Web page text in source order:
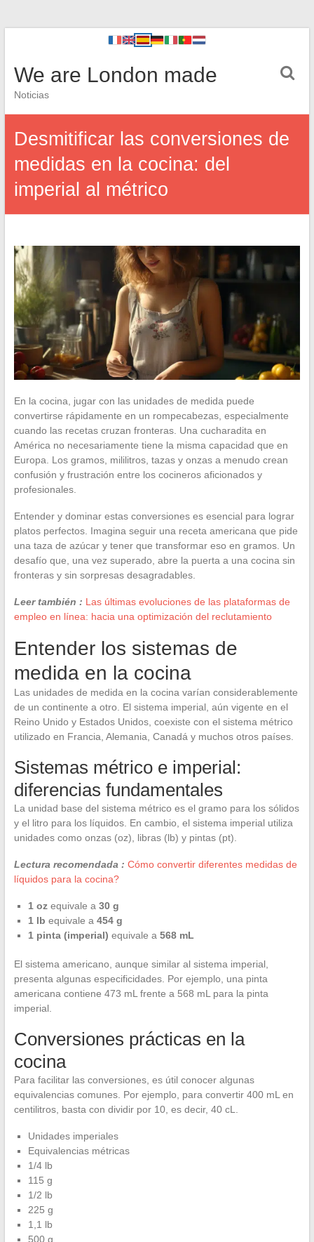
We are London made
Noticias
Desmitificar las conversiones de
medidas en la cocina: del
imperial al métrico
En la cocina, jugar con las unidades de medida puede
convertirse rápidamente en un rompecabezas, especialmente
cuando las recetas cruzan fronteras. Una cucharadita en
América no necesariamente tiene la misma capacidad que en
Europa. Los gramos, mililitros, tazas y onzas a menudo crean
confusión y frustración entre los cocineros aficionados y
profesionales.
Entender y dominar estas conversiones es esencial para lograr
platos perfectos. Imagina seguir una receta americana que pide
una taza de azúcar y tener que transformar eso en gramos. Un
desafío que, una vez superado, abre la puerta a una cocina sin
fronteras y sin sorpresas desagradables.
Leer también : Las últimas evoluciones de las plataformas de
empleo en línea: hacia una optimización del reclutamiento
Entender los sistemas de
medida en la cocina
Las unidades de medida en la cocina varían considerablemente
de un continente a otro. El sistema imperial, aún vigente en el
Reino Unido y Estados Unidos, coexiste con el sistema métrico
utilizado en Francia, Alemania, Canadá y muchos otros países.
Sistemas métrico e imperial:
diferencias fundamentales
La unidad base del sistema métrico es el gramo para los sólidos
y el litro para los líquidos. En cambio, el sistema imperial utiliza
unidades como onzas (oz), libras (lb) y pintas (pt).
Lectura recomendada : Cómo convertir diferentes medidas de
líquidos para la cocina?
1 ozequivale a 30 g
1 lb equivale a 454 g
1 pinta (imperial) equivale a 568 mL
El sistema americano, aunque similar al sistema imperial,
presenta algunas especificidades. Por ejemplo, una pinta
americana contiene 473 mL frente a 568 mL para la pinta
imperial.
Conversiones prácticas en la
cocina
Para facilitar las conversiones, es útil conocer algunas
equivalencias comunes. Por ejemplo, para convertir 400 mL en
centilitros, basta con dividir por 10, es decir, 40 cL.
Unidades imperiales
Equivalencias métricas
1/4 lb
115 g
1/2 lb
225 g
1,1 lb
500 g